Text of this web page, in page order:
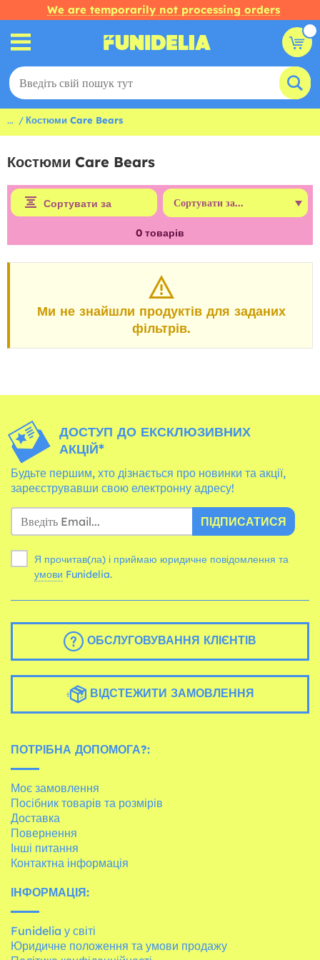
We are temporarily not processing orders
... Костюми Care Bears
Костюми Care Bears
Сортувати за
0 товарів
Ми не знайшли продуктів для заданих
фільтрів.
ДОСТУП ДО ЕКСКЛЮЗИВНИХ
АКЦІЙ*
Будьте першим, хто дізнається про новинки та акції,
зареєструвавши свою електронну адресу!
ПІДПИСАТИСЯ
Я прочитав(ла) і приймаю юридичне повідомлення та
умови Funidelia.
ОБСЛУГОВУВАННЯ КЛІЄНТІВ
ВІДСТЕЖИТИ ЗАМОВЛЕННЯ
ПОТРІБНА ДОПОМОГА?:
Моє замовлення
Посібник товарів та розмірів
Доставка
Повернення
Інші питання
Контактна інформація
ІНФОРМАЦІЯ:
Funidelia у світі
Юридичне положення та умови продажу